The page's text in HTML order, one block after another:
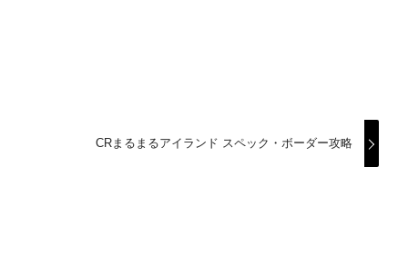
CRまるまるアイランド スペック・ボーダー攻略